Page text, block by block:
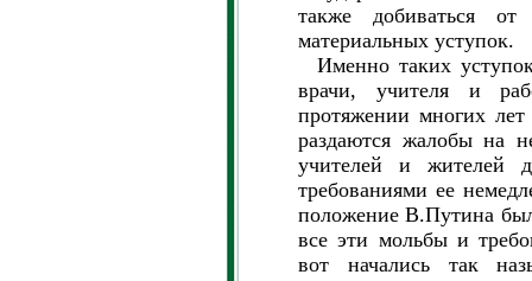
также добиваться
материальных уступок.
Именно таких
врачи, учителя и
протяжении многих
раздаются жалобы на
учителей и жителей
требованиями ее
положение В.Путина
все эти мольбы и
вот начались так